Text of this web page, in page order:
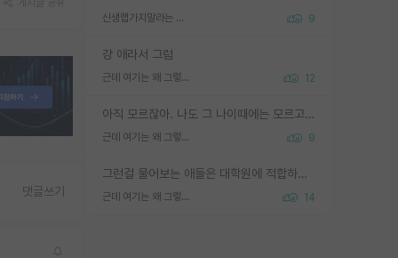
신생랩가지말라는 이유가 있었구나 9
걍 애라서 그럼
근데 여기는 왜 그렇게 SPK를 물어보는거임? 12
아직 모르잖아. 나도 그 나이때에는 모르고 평가 받고 안심하고 싶었어.
근데 여기는 왜 그렇게 SPK를 물어보는거임? 9
그런걸 물어보는 애들은 대학원에 적합하지 않다
근데 여기는 왜 그렇게 SPK를 물어보는거임? 14
댓글쓰기